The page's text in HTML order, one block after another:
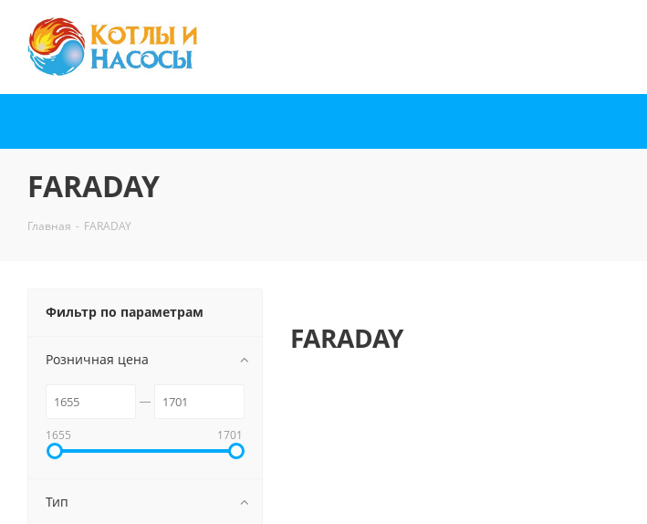
FARADAY
Главная - FARADAY
FARADAY
Фильтр по параметрам
Розничная цена
1655 1701
Тип